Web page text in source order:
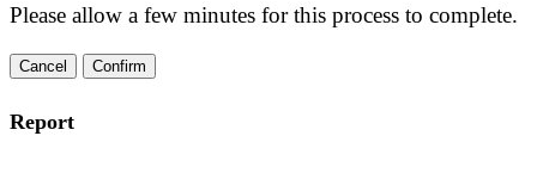
Please allow a few minutes for this process to complete.
Confirm
Report